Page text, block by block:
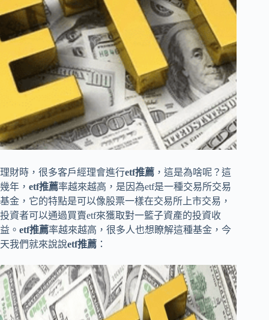
理財時，很多客戶經理會進行etf推薦 ，這是為啥呢？這
幾年， etf推薦率越來越高，是因為etf是一種交易所交易
基金，它的特點是可以像股票一樣在交易所上市交易，
投資者可以通過買賣etf來獲取對一籃子資產的投資收
益。 etf推薦率越來越高，很多人也想瞭解這種基金，今
天我們就來說說etf推薦 ：